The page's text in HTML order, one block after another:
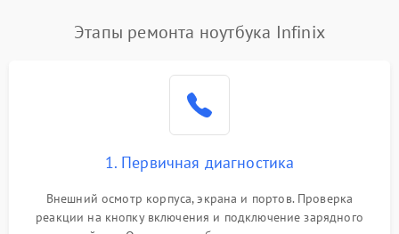
невозможность зарядки,
2500 ₽ Подробнее →
2000 ₽
Перегрев из‑за пыли,
неисправности кулера
Этапы ремонта ноутбука Infinix
1. Первичная диагностика
Внешний осмотр корпуса, экрана и портов. Проверка
реакции на кнопку включения и подключение зарядного